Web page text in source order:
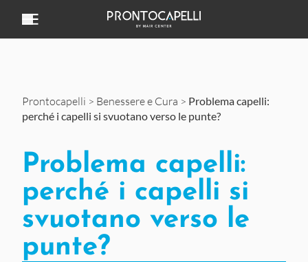
Prontocapelli > Benessere e Cura > Problema capelli:
perché i capelli si svuotano verso le punte?
Problema capelli:
perché i capelli si
svuotano verso le
punte?